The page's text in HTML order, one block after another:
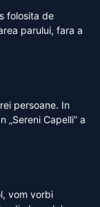
folosita de
parului, fara a
persoane. In
„Sereni Capelli” a
vom vorbi